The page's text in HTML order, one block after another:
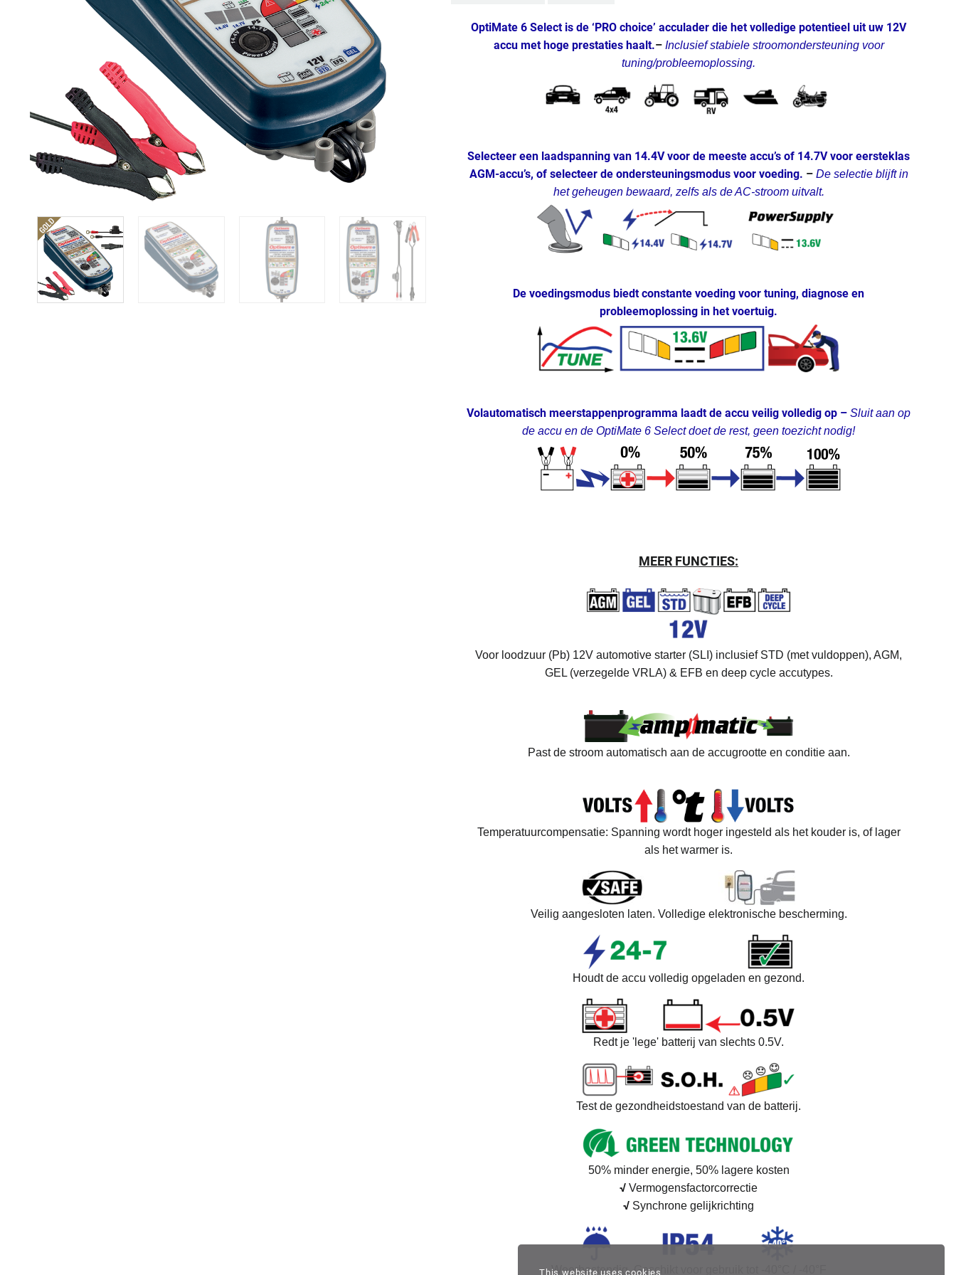
OptiMate 6 Select is de ‘PRO choice’ acculader die het volledige potentieel uit uw 12V
accu met hoge prestaties haalt.– Inclusief stabiele stroomondersteuning voor
tuning/probleemoplossing.
Selecteer een laadspanning van 14.4V voor de meeste accu’s of 14.7V voor eersteklas
AGM-accu’s, of selecteer de ondersteuningsmodus voor voeding. – De selectie blijft in
het geheugen bewaard, zelfs als de AC-stroom uitvalt.
De voedingsmodus biedt constante voeding voor tuning, diagnose en
probleemoplossing in het voertuig.
Volautomatisch meerstappenprogramma laadt de accu veilig volledig op –Sluit aan op
de accu en de OptiMate 6 Select doet de rest, geen toezicht nodig!
MEER FUNCTIES:
Voor loodzuur (Pb) 12V automotive starter (SLI) inclusief STD (met vuldoppen), AGM,
GEL (verzegelde VRLA) & EFB en deep cycle accutypes.
Past de stroom automatisch aan de accugrootte en conditie aan.
Temperatuurcompensatie: Spanning wordt hoger ingesteld als het kouder is, of lager
als het warmer is.
Veilig aangesloten laten. Volledige elektronische bescherming.
Houdt de accu volledig opgeladen en gezond.
Redt je 'lege' batterij van slechts 0.5V.
Test de gezondheidstoestand van de batterij.
50% minder energie, 50% lagere kosten
√ Vermogensfactorcorrectie
√ Synchrone gelijkrichting
Weerbestendig. Geschikt voor gebruik tot -40°C / -40°F
This website uses cookies